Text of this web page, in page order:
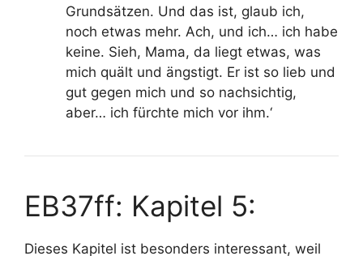
Grundsätzen. Und das ist, glaub ich,
noch etwas mehr. Ach, und ich… ich habe
keine. Sieh, Mama, da liegt etwas, was
mich quält und ängstigt. Er ist so lieb und
gut gegen mich und so nachsichtig,
aber… ich fürchte mich vor ihm.‘
EB37ff: Kapitel 5:
Dieses Kapitel ist besonders interessant, weil